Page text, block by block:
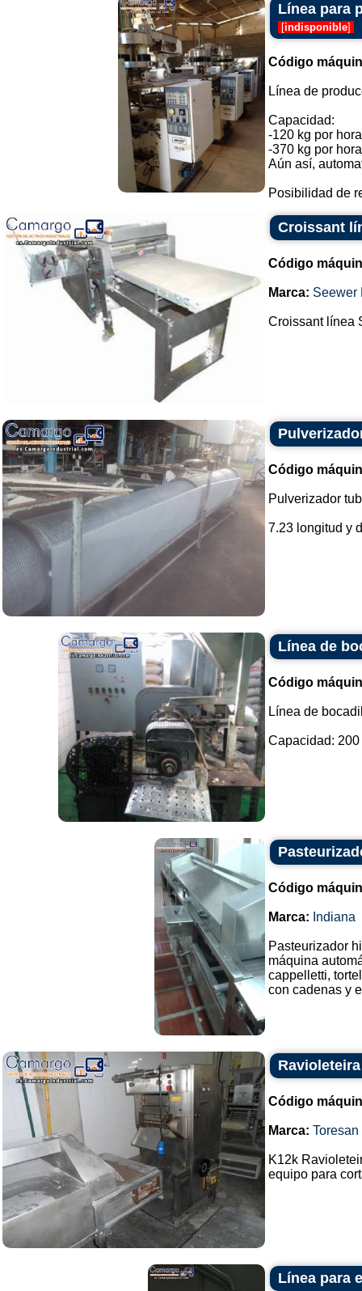
Línea para
[indisponible]
Código
Línea de
Capacidad:
-120 kg por
-370 kg por
Aún así,
Posibilidad de
Croissant
Código
Marca: Seewer
Croissant línea
Código
Pulverizador
7.23 longitud y
Línea de
Código
Línea de
Capacidad: 200
Código
Marca: Indiana
Pasteurizador
máquina
cappelletti,
con cadenas y
Código
Marca: Toresan
K12k
equipo para
Línea para